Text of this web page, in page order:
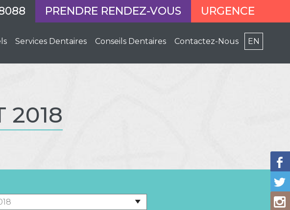
PRENDRE RENDEZ-VOUS URGENCE
Services Dentaires Conseils Dentaires Contactez-Nous EN
2018